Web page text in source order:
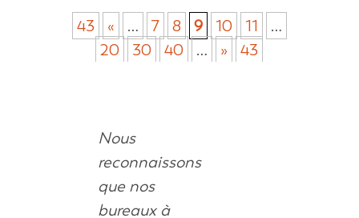
43 « … 7 8 9 10 11
…
20
30 40 … » 43
Nous
reconnaissons
que nos
bureaux à